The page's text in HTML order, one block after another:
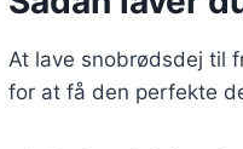
At lave snobrødsdej til
for at få den perfekte